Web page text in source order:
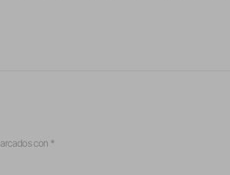
con *